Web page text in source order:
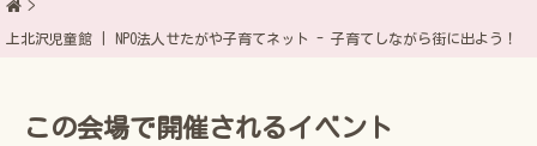
上北沢児童館 | NPO法人せたがや子育てネット - 子育てしながら街に出よう！
この会場で開催されるイベント